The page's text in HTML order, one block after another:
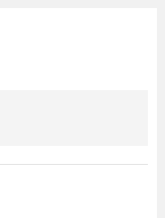
、特別支援教育専攻
考试信息，以及设施介绍、
务必查阅和利用此网。